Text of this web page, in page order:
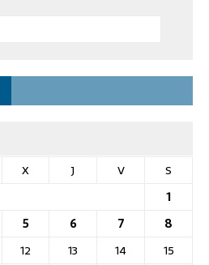
X J V
S
1
5 6 7
8
12 13 14
15